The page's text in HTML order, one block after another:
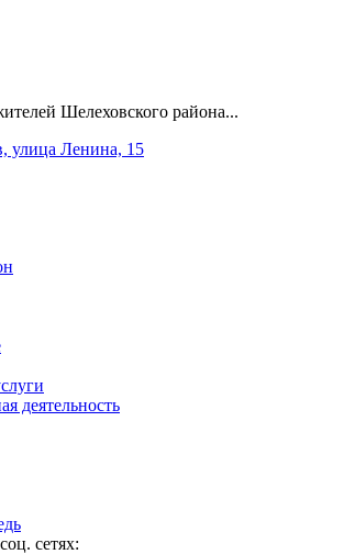
Шелеховского района...
улица Ленина, 15
деятельность
сетях: